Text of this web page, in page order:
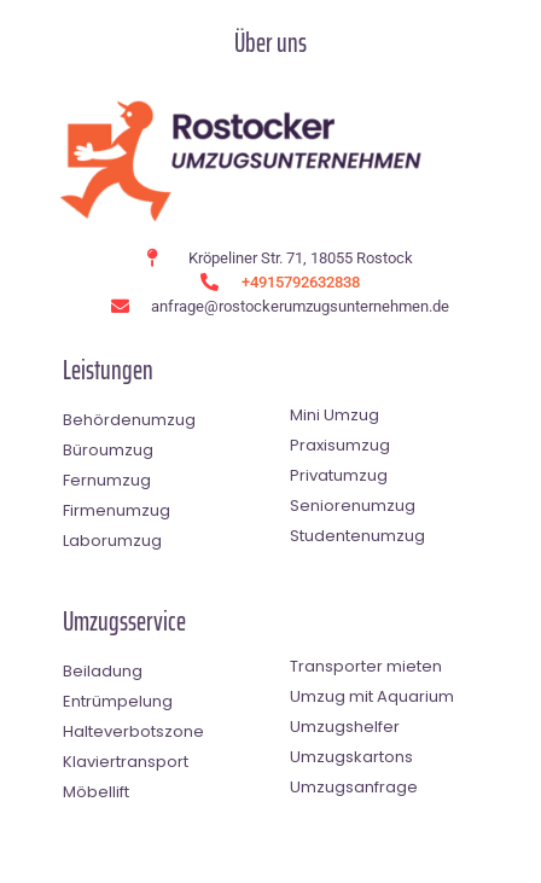
Über uns
Kröpeliner Str. 71, 18055 Rostock
+4915792632838
anfrage@rostockerumzugsunternehmen.de
Leistungen
Behördenumzug
Büroumzug
Fernumzug
Firmenumzug
Laborumzug
Mini Umzug
Praxisumzug
Privatumzug
Seniorenumzug
Studentenumzug
Umzugsservice
Beiladung
Entrümpelung
Halteverbotszone
Klaviertransport
Möbellift
Transporter mieten
Umzug mit Aquarium
Umzugshelfer
Umzugskartons
Umzugsanfrage